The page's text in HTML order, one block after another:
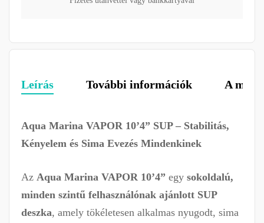
Leírás További információk A
Aqua Marina VAPOR 10’4” SUP – Stabilitás,
Kényelem és Sima Evezés Mindenkinek
Az Aqua Marina VAPOR 10’4” egy sokoldalú,
minden szintű felhasználónak ajánlott SUP
deszka, amely tökéletesen alkalmas nyugodt, sima